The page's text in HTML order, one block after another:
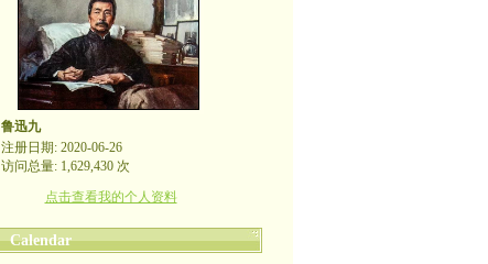
鲁迅九
注册日期: 2020-06-26
访问总量: 1,629,430 次
点击查看我的个人资料
Calendar